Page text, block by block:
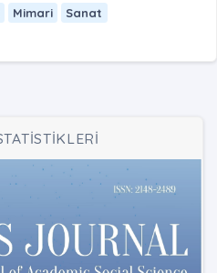
Mimari Sanat